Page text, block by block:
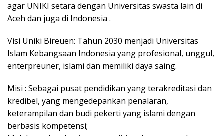
agar UNIKI setara dengan Universitas swasta lain di
Aceh dan juga di Indonesia .
Visi Uniki Bireuen: Tahun 2030 menjadi Universitas
Islam Kebangsaan Indonesia yang profesional, unggul,
enterpreuner, islami dan memiliki daya saing.
Misi : Sebagai pusat pendidikan yang terakreditasi dan
kredibel, yang mengedepankan penalaran,
keterampilan dan budi pekerti yang islami dengan
berbasis kompetensi;